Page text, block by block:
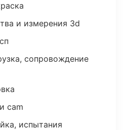
и измерения 3d
сопровождение
cam
испытания